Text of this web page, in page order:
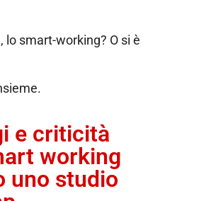
lo smart-working? O si è
e criticità
working
uno studio